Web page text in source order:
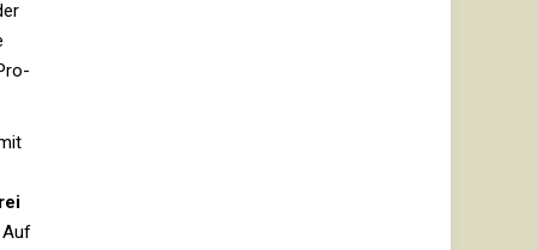
Auf